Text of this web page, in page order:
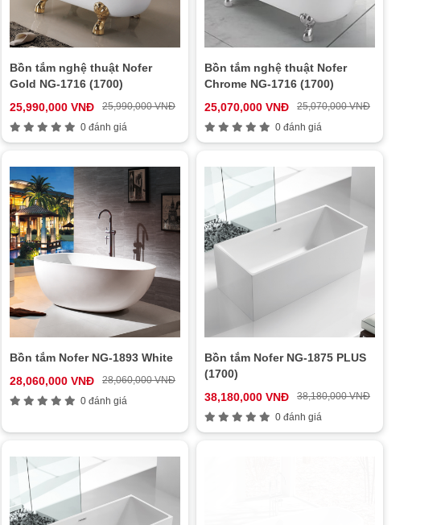
Bồn tắm nghệ thuật Nofer
Gold NG-1716 (1700)
25,990,000 VNĐ
25,990,000 VNĐ
0 đánh giá
Bồn tắm nghệ thuật Nofer
Chrome NG-1716 (1700)
25,070,000 VNĐ
25,070,000 VNĐ
0 đánh giá
Bồn tắm Nofer NG-1893 White
28,060,000 VNĐ
28,060,000 VNĐ
0 đánh giá
Bồn tắm Nofer NG-1875 PLUS
(1700)
38,180,000 VNĐ
38,180,000 VNĐ
0 đánh giá